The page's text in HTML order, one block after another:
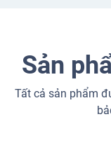
Sản
Tất cả sản phẩm